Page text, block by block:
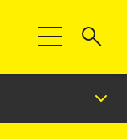
Beralih